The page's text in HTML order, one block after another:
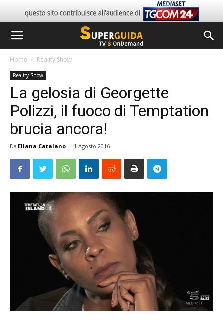
Home Reality Show
Reality Show
La gelosia di Georgette
Polizzi, il fuoco di Temptation
brucia ancora!
Da Eliana Catalano - 1 Agosto 2016